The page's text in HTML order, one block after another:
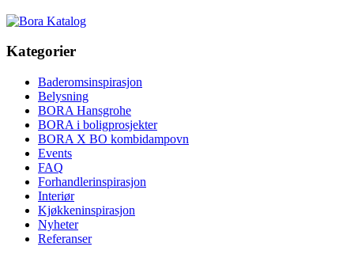
Kategorier
Baderomsinspirasjon
Belysning
BORA Hansgrohe
BORA i boligprosjekter
BORA X BO kombidampovn
Events
FAQ
Forhandlerinspirasjon
Interiør
Kjøkkeninspirasjon
Nyheter
Referanser